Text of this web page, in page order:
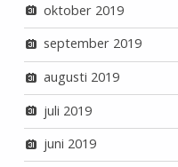
oktober 2019
september 2019
augusti 2019
juli 2019
juni 2019